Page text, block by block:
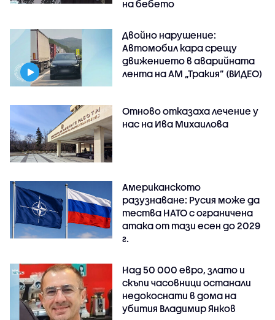
на бебето
Двойно нарушение:
Автомобил кара срещу
движението в аварийната
лента на АМ „Тракия” (ВИДЕО)
Отново отказаха лечение у
нас на Ива Михаилова
Американското
разузнаване: Русия може да
тества НАТО с ограничена
атака от тази есен до 2029
г.
Над 50 000 евро, злато и
скъпи часовници останали
недокоснати в дома на
убития Владимир Янков